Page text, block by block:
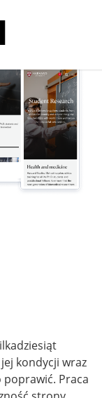
kondycji wraz
Praca